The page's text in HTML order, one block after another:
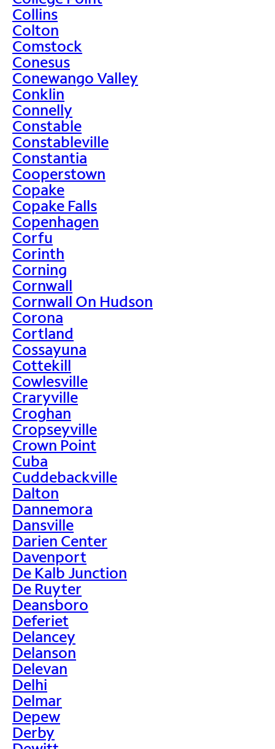
Collins
Colton
Comstock
Conesus
Conewango Valley
Conklin
Connelly
Constable
Constableville
Constantia
Cooperstown
Copake
Copake Falls
Copenhagen
Corfu
Corinth
Corning
Cornwall
Cornwall On Hudson
Corona
Cortland
Cossayuna
Cottekill
Cowlesville
Craryville
Croghan
Cropseyville
Crown Point
Cuba
Cuddebackville
Dalton
Dannemora
Dansville
Darien Center
Davenport
De Kalb Junction
De Ruyter
Deansboro
Deferiet
Delancey
Delanson
Delevan
Delhi
Delmar
Depew
Derby